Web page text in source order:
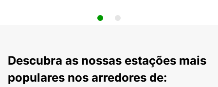
Descubra as nossas estações mais
populares nos arredores de: